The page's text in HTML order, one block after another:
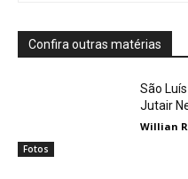
Confira outras matérias
Fotos
São
Jutair
Willian